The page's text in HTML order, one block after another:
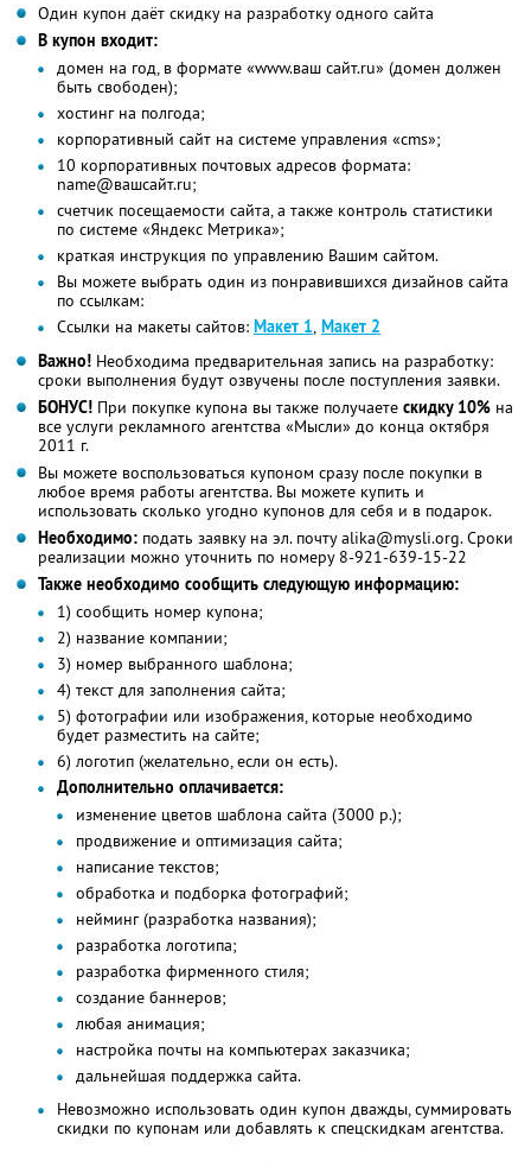
Один купон даёт скидку на разработку одного сайта
В купон входит:
домен на год, в формате «www.ваш сайт.ru» (домен должен
быть свободен);
хостинг на полгода;
корпоративный сайт на системе управления «cms»;
10 корпоративных почтовых адресов формата:
name@вашсайт.ru;
счетчик посещаемости сайта, а также контроль статистики
по системе «Яндекс Метрика»;
краткая инструкция по управлению Вашим сайтом.
Вы можете выбрать один из понравившихся дизайнов сайта
по ссылкам:
Cсылки на макеты сайтов: Макет 1, Макет 2
Важно! Необходима предварительная запись на разработку:
сроки выполнения будут озвучены после поступления заявки.
БОНУС! При покупке купона вы также получаете скидку 10% на
все услуги рекламного агентства «Мысли» до конца октября
2011 г.
Вы можете воспользоваться купоном сразу после покупки в
любое время работы агентства. Вы можете купить и
использовать сколько угодно купонов для себя и в подарок.
Необходимо: подать заявку на эл. почту alika@mysli.org. Сроки
реализации можно уточнить по номеру 8-921-639-15-22
Также необходимо сообщить следующую информацию:
1) сообщить номер купона;
2) название компании;
3) номер выбранного шаблона;
4) текст для заполнения сайта;
5) фотографии или изображения, которые необходимо
будет разместить на сайте;
6) логотип (желательно, если он есть).
Дополнительно оплачивается:
изменение цветов шаблона сайта (3000 р.);
продвижение и оптимизация сайта;
написание текстов;
обработка и подборка фотографий;
нейминг (разработка названия);
разработка логотипа;
разработка фирменного стиля;
создание баннеров;
любая анимация;
настройка почты на компьютерах заказчика;
дальнейшая поддержка сайта.
Невозможно использовать один купон дважды, суммировать
скидки по купонам или добавлять к спецскидкам агентства.